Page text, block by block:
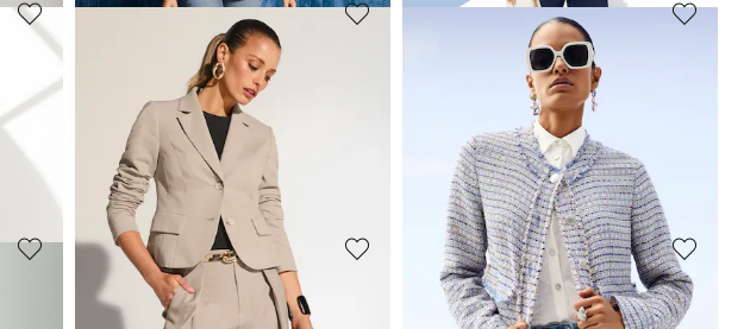
MADELEINE
149,95 € 299,95 €
Meilleur prix sous 30 jours**: 209,95 €
MADELEINE
279,95 €
Meilleur prix sous 30 jours**: 179,95 € (-55%)
MADELEINE
MADELEINE